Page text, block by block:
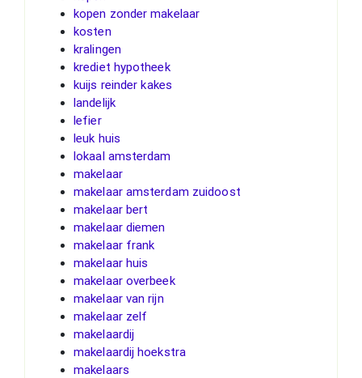
kopen zonder makelaar
kosten
kralingen
krediet hypotheek
kuijs reinder kakes
landelijk
lefier
leuk huis
lokaal amsterdam
makelaar
makelaar amsterdam zuidoost
makelaar bert
makelaar diemen
makelaar frank
makelaar huis
makelaar overbeek
makelaar van rijn
makelaar zelf
makelaardij
makelaardij hoekstra
makelaars